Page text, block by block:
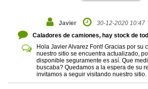
Javier 30-12-2020 10:47
Caladores de camiones, hay stock de
Hola Javier Alvarez Font! Gracias por su
nuestro sitio se encuentra actualizado,
disponible seguramente es así. Que
buscaba? Quedamos a la espera de su
invitamos a seguir visitando nuestro